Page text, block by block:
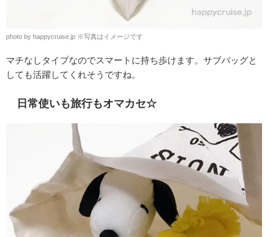
photo by happycruise.jp ※写真はイメージです
マチなしタイプなのでスマートに持ち歩けます。サブバッグと
しても活躍してくれそうですね。
日常使いも旅行もオマカセ☆